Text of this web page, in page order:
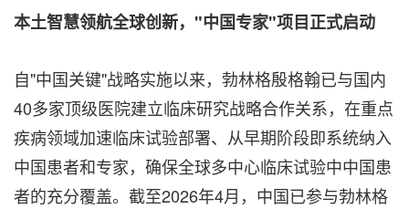
本土智慧领航全球创新，"中国专家"项目正式启动
自"中国关键"战略实施以来，勃林格殷格翰已与国内
40多家顶级医院建立临床研究战略合作关系，在重点
疾病领域加速临床试验部署、从早期阶段即系统纳入
中国患者和专家，确保全球多中心临床试验中中国患
者的充分覆盖。截至2026年4月，中国已参与勃林格